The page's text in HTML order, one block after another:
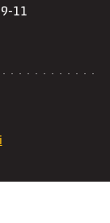
11